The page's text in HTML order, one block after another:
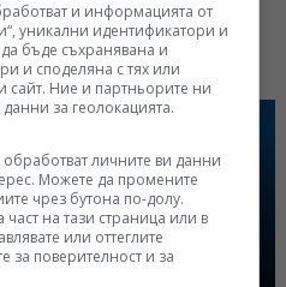
и информацията от
уникални идентификатори и
бъде съхранявана и
и споделяна с тях или
сайт. Ние и партньорите ни
за геолокацията.
личните ви данни
Можете да промените
чрез бутона по-долу.
част на тази страница или в
или оттеглите
за поверителност и за